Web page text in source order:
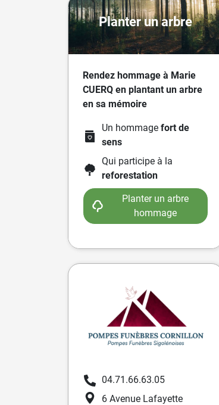
Planter un arbre
Rendez hommage à Marie
CUERQ en plantant un arbre
en sa mémoire
Un hommage fort de
sens
Qui participe à la
reforestation
Planter un arbre
hommage
04.71.66.63.05
6 Avenue Lafayette